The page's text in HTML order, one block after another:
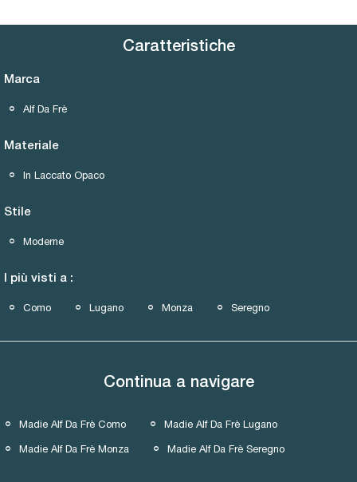
Caratteristiche
Marca
Alf Da Frè
Materiale
In Laccato Opaco
Stile
Moderne
I più visti a :
Como Lugano Monza Seregno
Continua a navigare
Madie Alf Da Frè Como Madie Alf Da Frè Lugano
Madie Alf Da Frè Monza Madie Alf Da Frè Seregno